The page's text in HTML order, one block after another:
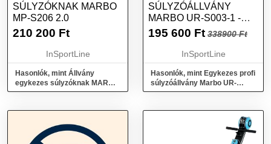
SÚLYZÓKNAK MARBO
MP-S206 2.0
210 200 Ft
InSportLine
Hasonlók, mint Állvány
egykezes súlyzóknak MARBO
MP-S206 2.0
SÚLYZÓÁLLVÁNY
MARBO UR-S003-1 -
UPFORM (5 PÁR)
195 600 Ft 338900 Ft
InSportLine
Hasonlók, mint Egykezes profi
súlyzóállvány Marbo UR-
S003-1 - UpForm (5 pár)